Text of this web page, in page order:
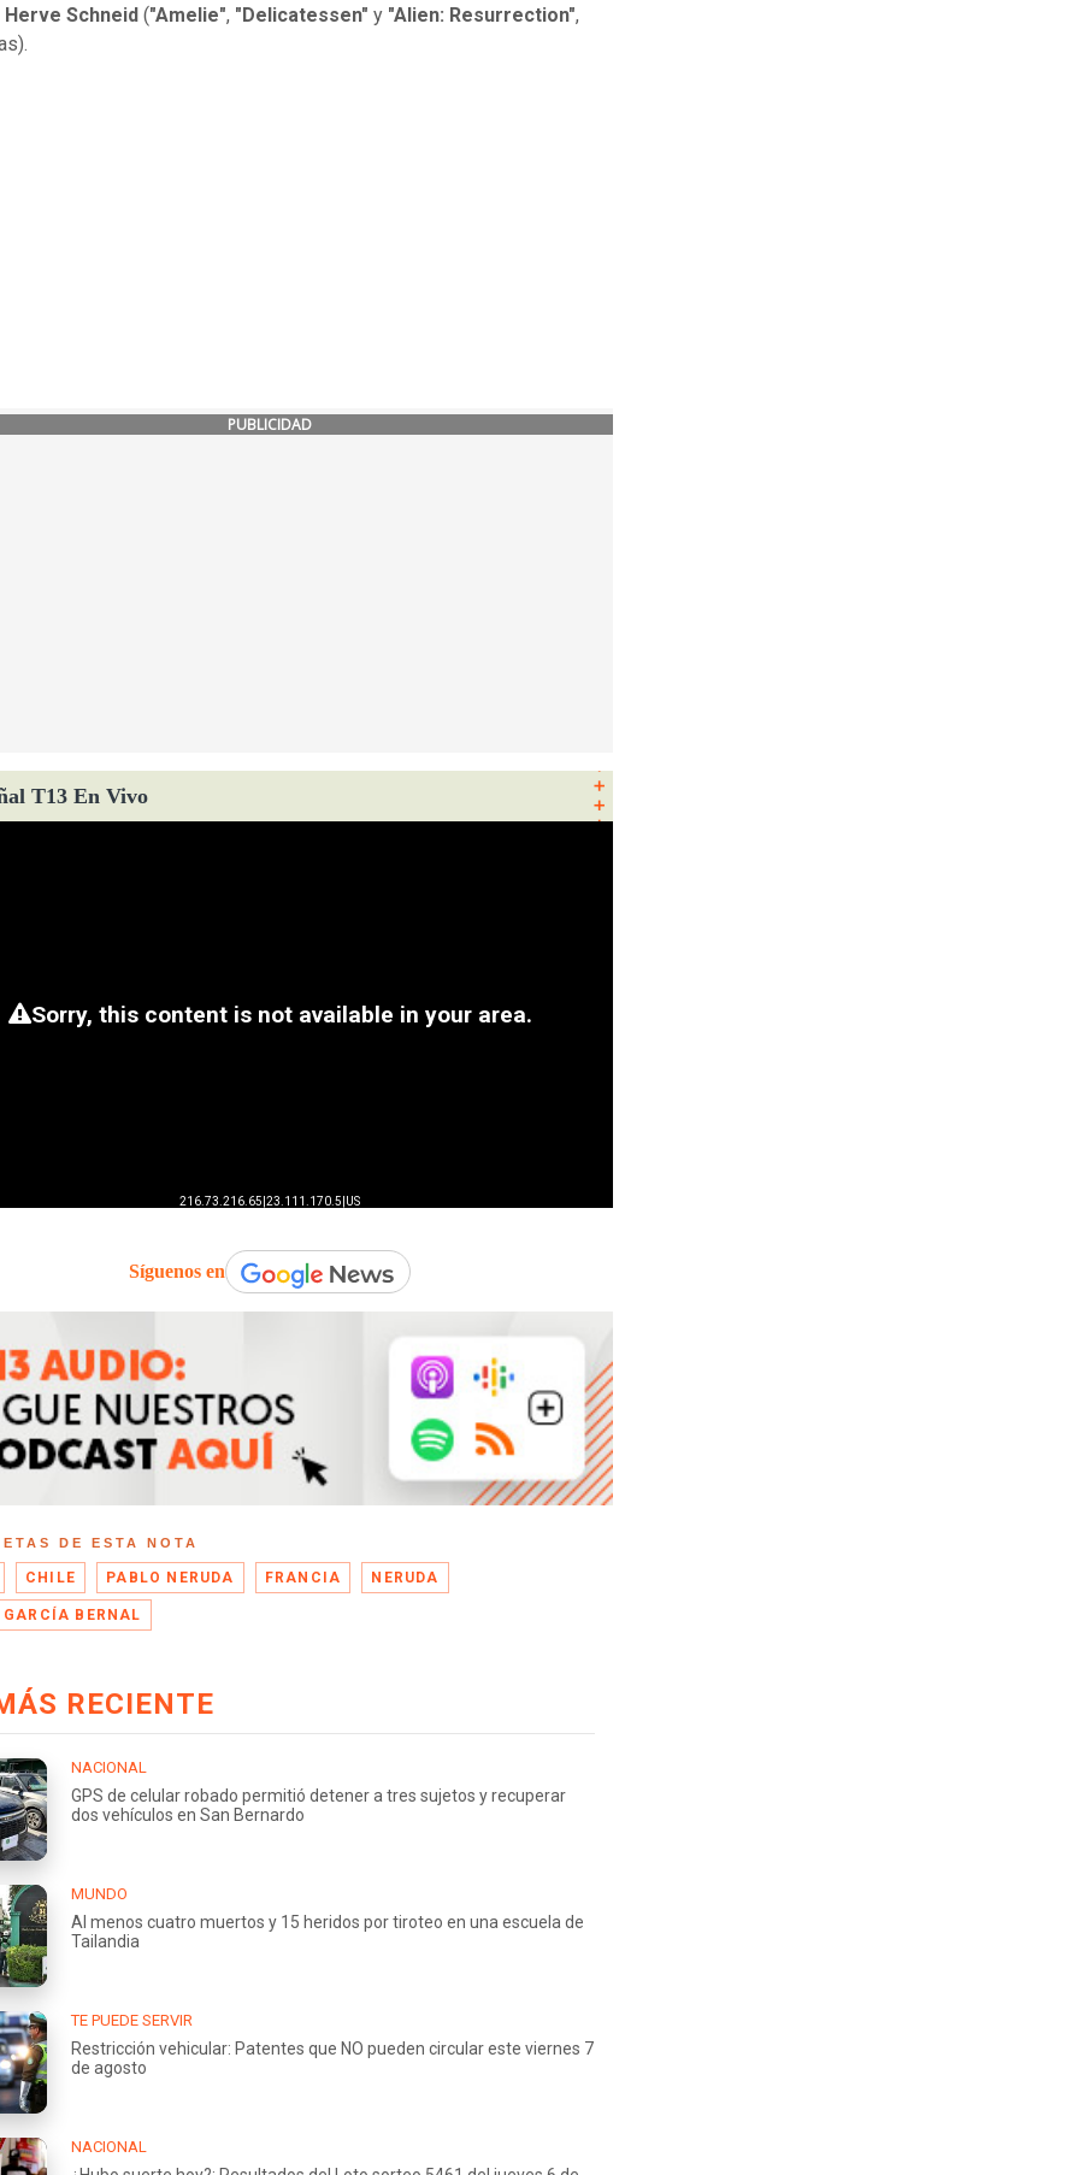
Herve Schneid ("Amelie", "Delicatessen" y "Alien: Resurrection",
PUBLICIDAD
T13 En Vivo
Síguenos en
DE ESTA NOTA
CHILE PABLO NERUDA FRANCIA NERUDA
GARCÍA BERNAL
RECIENTE
NACIONAL
GPS de celular robado permitió detener a tres sujetos y recuperar
dos vehículos en San Bernardo
MUNDO
Al menos cuatro muertos y 15 heridos por tiroteo en una escuela de
Tailandia
TE PUEDE SERVIR
Restricción vehicular: Patentes que NO pueden circular este viernes 7
de agosto
NACIONAL